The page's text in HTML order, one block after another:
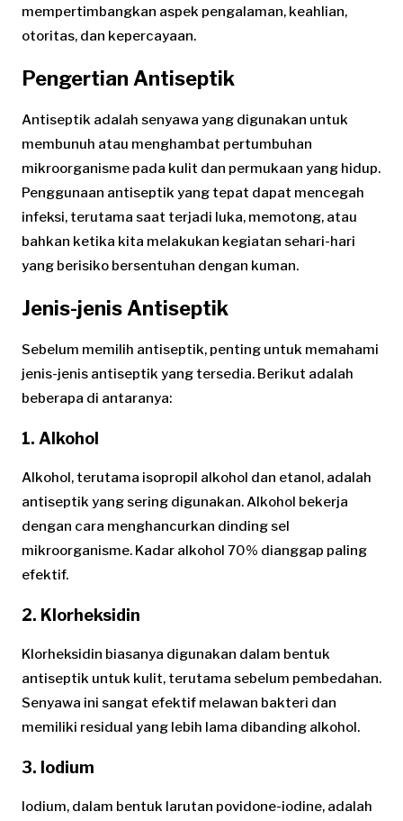
mempertimbangkan aspek pengalaman, keahlian,
otoritas, dan kepercayaan.
Pengertian Antiseptik
Antiseptik adalah senyawa yang digunakan untuk
membunuh atau menghambat pertumbuhan
mikroorganisme pada kulit dan permukaan yang hidup.
Penggunaan antiseptik yang tepat dapat mencegah
infeksi, terutama saat terjadi luka, memotong, atau
bahkan ketika kita melakukan kegiatan sehari-hari
yang berisiko bersentuhan dengan kuman.
Jenis-jenis Antiseptik
Sebelum memilih antiseptik, penting untuk memahami
jenis-jenis antiseptik yang tersedia. Berikut adalah
beberapa di antaranya:
1. Alkohol
Alkohol, terutama isopropil alkohol dan etanol, adalah
antiseptik yang sering digunakan. Alkohol bekerja
dengan cara menghancurkan dinding sel
mikroorganisme. Kadar alkohol 70% dianggap paling
efektif.
2. Klorheksidin
Klorheksidin biasanya digunakan dalam bentuk
antiseptik untuk kulit, terutama sebelum pembedahan.
Senyawa ini sangat efektif melawan bakteri dan
memiliki residual yang lebih lama dibanding alkohol.
3. Iodium
Iodium, dalam bentuk larutan povidone-iodine, adalah